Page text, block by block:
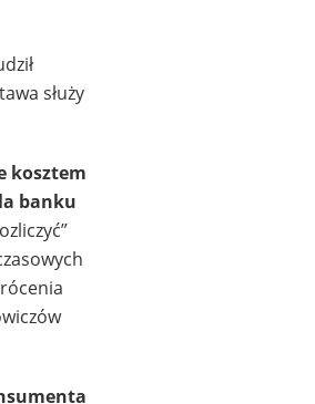
służy
kosztem
banku